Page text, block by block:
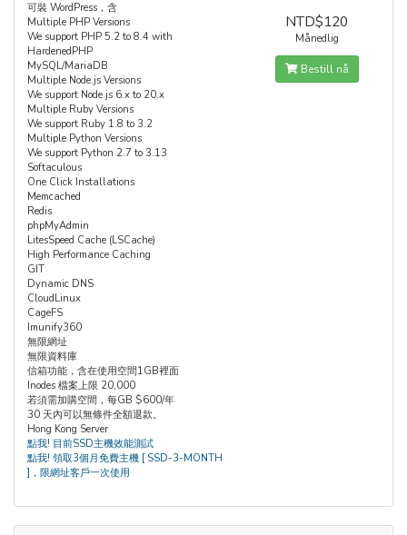
可裝 WordPress，含
Multiple PHP Versions
We support PHP 5.2 to 8.4 with
HardenedPHP
MySQL/MariaDB
Multiple Node.js Versions
We support Node.js 6.x to 20.x
Multiple Ruby Versions
We support Ruby 1.8 to 3.2
Multiple Python Versions
We support Python 2.7 to 3.13
Softaculous
One Click Installations
Memcached
Redis
phpMyAdmin
LitesSpeed Cache (LSCache)
High Performance Caching
GIT
Dynamic DNS
CloudLinux
CageFS
Imunify360
無限網址
無限資料庫
信箱功能，含在使用空間1GB裡面
Inodes 檔案上限 20,000
若須需加購空間，每GB $600/年
30 天內可以無條件全額退款。
Hong Kong Server
點我! 目前SSD主機效能測試
點我! 領取3個月免費主機 [ SSD-3-MONTH
]，限網址客戶一次使用
NTD$120
Månedlig
Bestill nå